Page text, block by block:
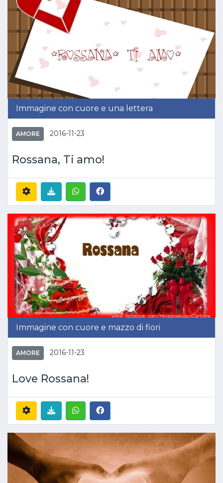
Immagine con cuore e una lettera
AMORE 2016-11-23
Rossana, Ti amo!
Immagine con cuore e mazzo di fiori
AMORE 2016-11-23
Love Rossana!